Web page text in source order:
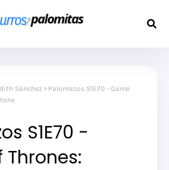
Sánchez
Palomazos S1E70 - Game
S1E70 -